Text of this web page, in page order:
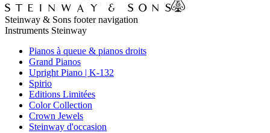
Steinway & Sons footer navigation
Instruments Steinway
Pianos à queue & pianos droits
Grand Pianos
Upright Piano | K-132
Spirio
Editions Limitées
Color Collection
Crown Jewels
Steinway d'occasion